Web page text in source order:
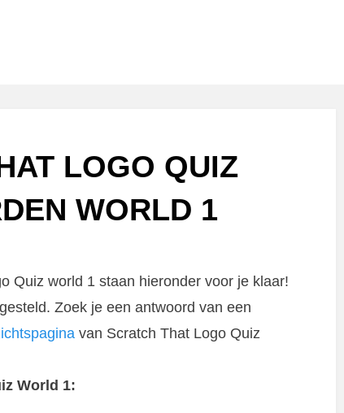
LOGO QUIZ
WORLD 1
Quiz world 1 staan hieronder voor je klaar!
Zoek je een antwoord van een
van Scratch That Logo Quiz
World 1: